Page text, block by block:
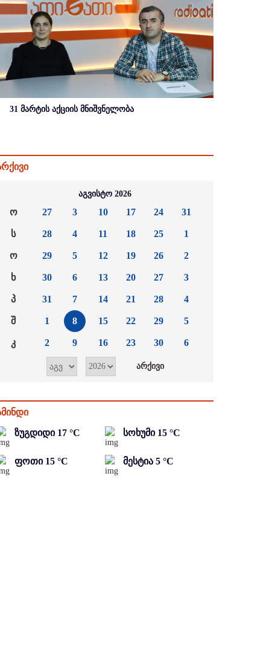
31 მარტის აქციის მნიშვნელობა
აგვისტო 2026
ო
ს
ო
ხ
პ
შ
კ
27
28
29
30
31
1
2
3
4
5
6
7
8
9
10
11
12
13
14
15
16
17
18
19
20
21
22
23
24
25
26
27
28
29
30
31
1
2
3
4
5
6
ზუგდიდი 17 °C სოხუმი 15 °C
ფოთი 15 °C მესტია 5 °C